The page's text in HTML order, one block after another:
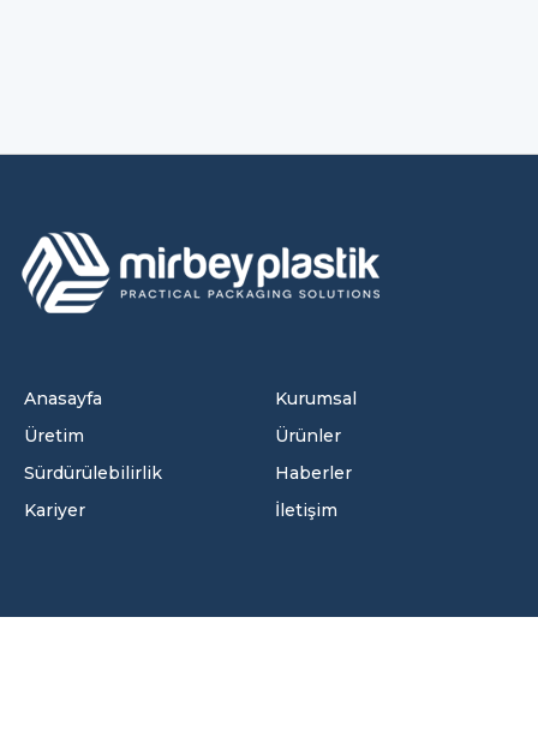
Anasayfa
Kurumsal
Üretim
Ürünler
Sürdürülebilirlik
Haberler
Kariyer
İletişim